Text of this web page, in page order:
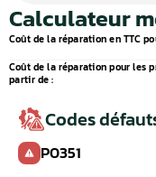
Calculateur
Coût de la réparation en TTC
Coût de la réparation pour les
partir de :
Codes
P0351